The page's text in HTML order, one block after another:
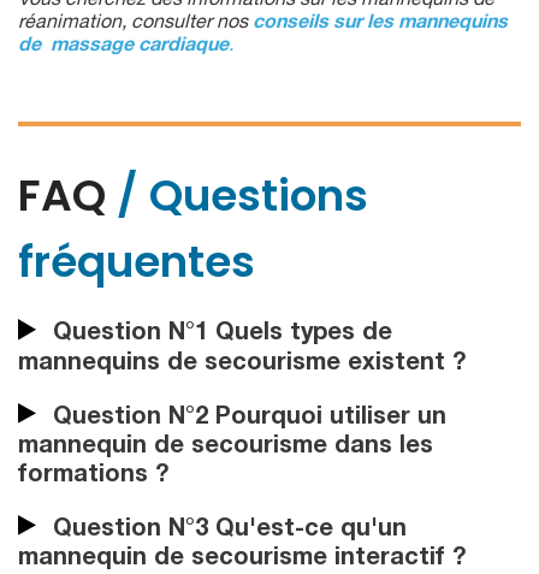
réanimation, consulter nos conseils sur les mannequins
de massage cardiaque.
FAQ / Questions
fréquentes
Question N°1 Quels types de
mannequins de secourisme existent ?
Question N°2 Pourquoi utiliser un
mannequin de secourisme dans les
formations ?
Question N°3 Qu'est-ce qu'un
mannequin de secourisme interactif ?